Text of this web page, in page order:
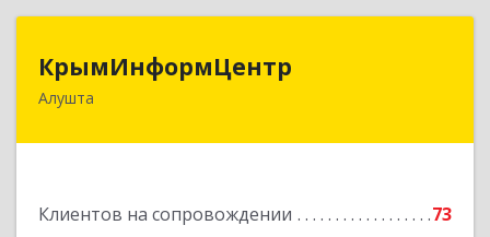
КрымИнформЦентр
Алушта
Клиентов на сопровождении
73
298500, Крым Респ, Алушта г, Горького ул, дом